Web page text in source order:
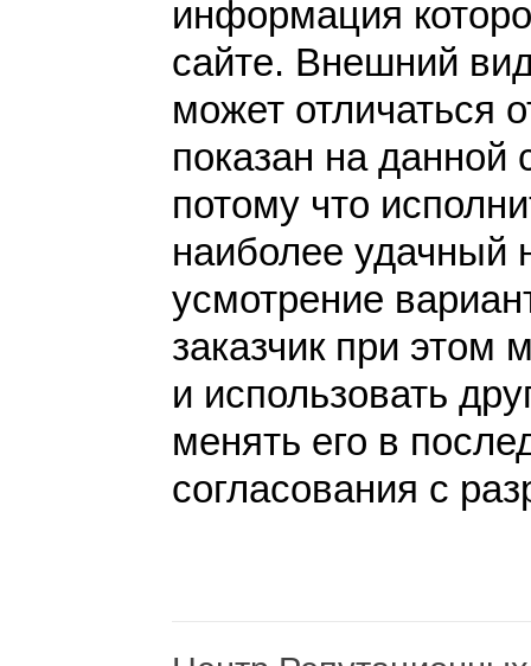
информация
сайте. Внешний
может отличаться
показан на данной
потому что
наиболее удачный
усмотрение
заказчик при этом
и использовать
менять его в
согласования с